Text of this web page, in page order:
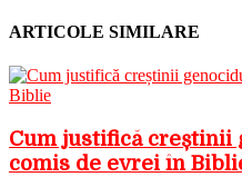
ARTICOLE SIMILARE
Cum justifică creștinii
comis de evrei în